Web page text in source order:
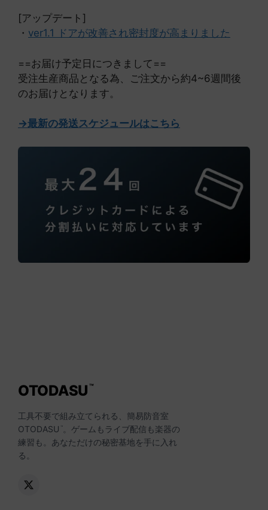
[アップデート]
・ ver1.1 ドアが改善され密封度が高まりました
==お届け予定日につきまして==
受注生産商品となる為、ご注文から約4~6週間後
のお届けとなります。
->最新の発送スケジュールはこちら
OTODASU ™
工具不要で組み立てられる、簡易防音室
OTODASU ™
。ゲームもライブ配信も楽器の
練習も。あなただけの秘密基地を手に入れ
る。